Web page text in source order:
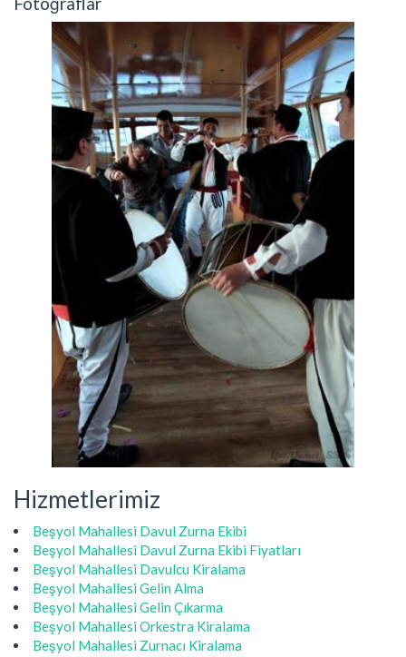
Hizmetlerimiz
Beşyol Mahallesi Davul Zurna Ekibi
Beşyol Mahallesi Davul Zurna Ekibi Fiyatları
Beşyol Mahallesi Davulcu Kiralama
Beşyol Mahallesi Gelin Alma
Beşyol Mahallesi Gelin Çıkarma
Beşyol Mahallesi Orkestra Kiralama
Beşyol Mahallesi Zurnacı Kiralama